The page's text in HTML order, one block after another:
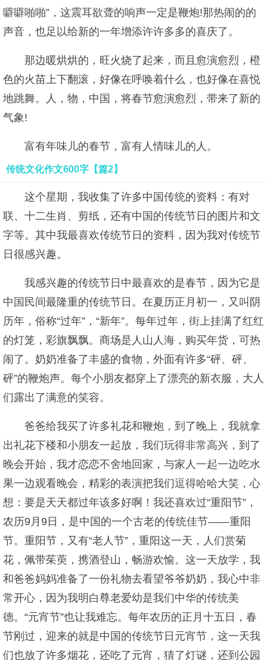
噼噼啪啪”，这震耳欲聋的响声一定是鞭炮!那热闹的的
声音，也足以给新的一年增添许许多多的喜庆了。
那边暖烘烘的，旺火烧了起来，而且愈演愈烈，橙
色的火苗上下翻滚，好像在呼唤着什么，也好像在喜悦
地跳舞。人，物，中国，将春节愈演愈烈，带来了新的
气象!
富有年味儿的春节，富有人情味儿的人。
传统文化作文600字【篇2】
这个星期，我收集了许多中国传统的资料：有对
联、十二生肖、剪纸，还有中国的传统节日的图片和文
字等。其中我最喜欢传统节日的资料，因为我对传统节
日很感兴趣。
我感兴趣的传统节日中最喜欢的是春节，因为它是
中国民间最隆重的传统节日。在夏历正月初一，又叫阴
历年，俗称“过年”，“新年”。每年过年，街上挂满了红红
的灯笼，彩旗飘飘。商场是人山人海，购买年货，可热
闹了。奶奶准备了丰盛的食物，外面有许多“砰、砰、
砰”的鞭炮声。每个小朋友都穿上了漂亮的新衣服，大人
们露出了满意的笑容。
爸爸给我买了许多礼花和鞭炮，到了晚上，我就拿
出礼花下楼和小朋友一起放，我们玩得非常高兴，到了
晚会开始，我才恋恋不舍地回家，与家人一起一边吃水
果一边观看晚会，精彩的表演把我们逗得哈哈大笑，心
想：要是天天都过年该多好啊！我还喜欢过“重阳节”，
农历9月9日，是中国的一个古老的传统佳节——重阳
节。重阳节，又有“老人节”，重阳这一天，人们赏菊
花，佩带茱萸，携酒登山，畅游欢愉。这一天放学，我
和爸爸妈妈准备了一份礼物去看望爷爷奶奶，我心中非
常开心，因为我明白尊老爱幼是我们中华的传统美
德。“元宵节”也让我难忘。每年农历的正月十五日，春
节刚过，迎来的就是中国的传统节日元宵节，这一天我
们也放了许多烟花，还吃了元宵，猜了灯谜，还到公园